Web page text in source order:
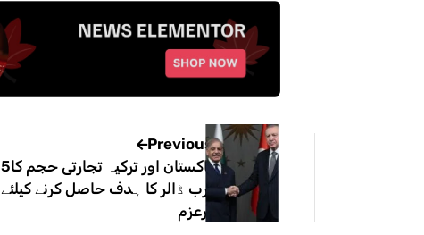
Previous
پاکستان اور ترکیہ تجارتی حجم کا5
ارب ڈالر کا ہدف حاصل کرنے کیلئے
پرعزم